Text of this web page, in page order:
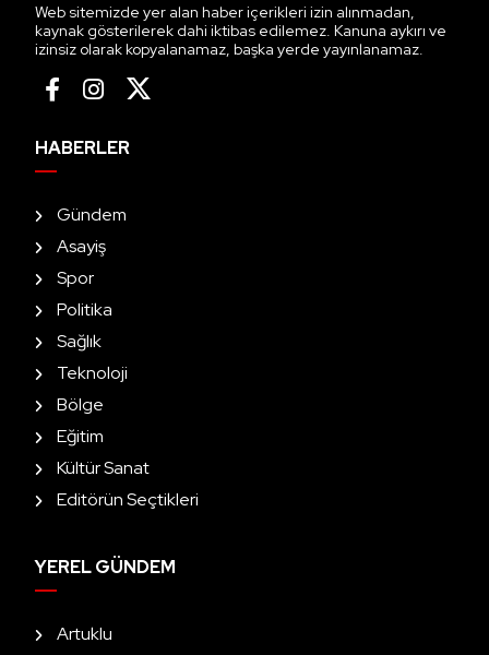
Web sitemizde yer alan haber içerikleri izin alınmadan,
kaynak gösterilerek dahi iktibas edilemez. Kanuna aykırı ve
izinsiz olarak kopyalanamaz, başka yerde yayınlanamaz.
HABERLER
Gündem
Asayiş
Spor
Politika
Sağlık
Teknoloji
Bölge
Eğitim
Kültür Sanat
Editörün Seçtikleri
YEREL GÜNDEM
Artuklu